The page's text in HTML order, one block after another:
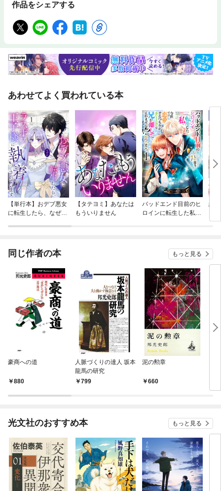
作品をシェアする
あわせてよく買われている本
【単行本】おデブ悪女
に転生したら、なぜか
【タテヨミ】あなたは
もういりません
バッドエンド目前のヒ
ロインに転生した私、
結
同じ作者の本 もっと見る
豪商への道
880
人脈づくりの達人 坂本
龍馬の研究
799
泥の勲章
660
光文社のおすすめ本 もっと見る